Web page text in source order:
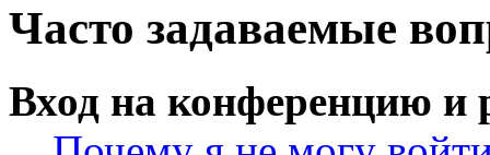
Часто задаваемые
Вход на конференцию и